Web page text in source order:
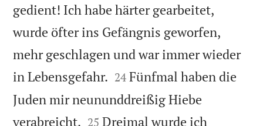
gedient! Ich habe härter gearbeitet,
wurde öfter ins Gefängnis geworfen,
mehr geschlagen und war immer wieder
in Lebensgefahr. 

24 Fünfmal haben die
Juden mir neununddreißig Hiebe
verabreicht. 

25 Dreimal wurde ich